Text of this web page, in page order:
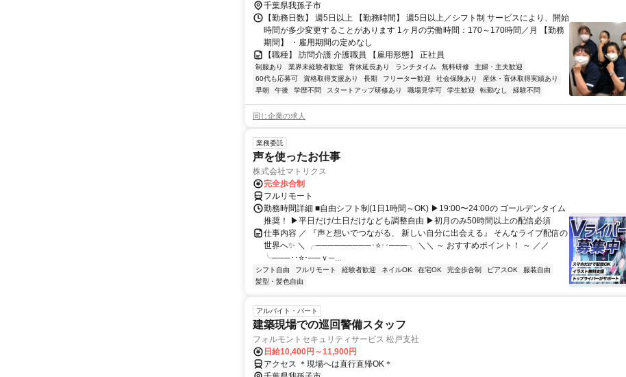
千葉県我孫子市
【勤務日数】 週5日以上 【勤務時間】 週5日以上／シフト制 サービスにより、開始
時間が多少変更することがあります 1ヶ月の労働時間：170～170時間／月 【勤務
期間】 ・雇用期間の定めなし
【職種】 訪問介護 介護職員 【雇用形態】 正社員
制服あり 業界未経験者歓迎 育休延長あり ランチタイム 無料研修
主婦・主夫歓迎
60代も応募可
資格取得支援あり 長期 フリーター歓迎 社会保険あり
産休・育休取得実績あり
早朝
午後 学歴不問 スタートアップ研修あり 職場見学可 学生歓迎 転勤なし 経験不問
同じ企業の求人
業務委託
声を使ったお仕事
株式会社マトリクス
完全歩合制
フルリモート
勤務時間詳細 ■自由シフト制(1日1時間～OK) ▶19:00〜24:00の ゴールデンタイム
推奨！ ▶平日だけ/土日だけなども調整自由 ▶初月のみ50時間以上の配信必須
仕事内容 ／ 『声と想いでつながる、 新しい自分に出会える』 そんなライブ配信の
世界へ✨ ＼ ╭─────────･⭐･･───╮ ＼＼ ～ おすすめポイント！ ～ ／／
╰───･･⭐･──ｖ─...
シフト自由 フルリモート 経験者歓迎 ネイルOK 在宅OK 完全歩合制 ピアスOK
服装自由
髪型・髪色自由
アルバイト・パート
建築現場での巡回警備スタッフ
フォルモントセキュリティサービス 松戸支社
日給10,400円～11,900円
アクセス ＊現場へは直行直帰OK＊